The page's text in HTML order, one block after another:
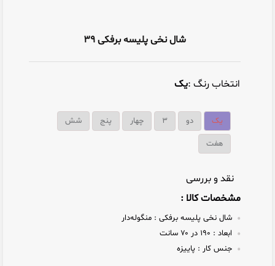
شال نخی پلیسه برفکی ۳۹
انتخاب رنگ :یک
یک دو ۳ چهار پنج شش
هفت
نقد و بررسی
مشخصات کالا :
شال نخی پلیسه برفکی : منگوله‌دار
ابعاد :
جنس کار : پاییزه